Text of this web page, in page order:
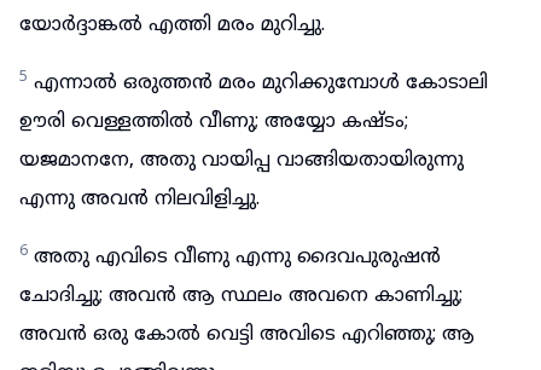
യോർദ്ദാങ്കൽ എത്തി മരം മുറിച്ചു.
5 എന്നാൽ ഒരുത്തൻ മരം മുറിക്കുമ്പോൾ കോടാലി
ഊരി വെള്ളത്തിൽ വീണു; അയ്യോ കഷ്ടം;
യജമാനനേ, അതു വായിപ്പ വാങ്ങിയതായിരുന്നു
എന്നു അവൻ നിലവിളിച്ചു.
6 അതു എവിടെ വീണു എന്നു ദൈവപുരുഷൻ
ചോദിച്ചു; അവൻ ആ സ്ഥലം അവനെ കാണിച്ചു;
അവൻ ഒരു കോൽ വെട്ടി അവിടെ എറിഞ്ഞു; ആ